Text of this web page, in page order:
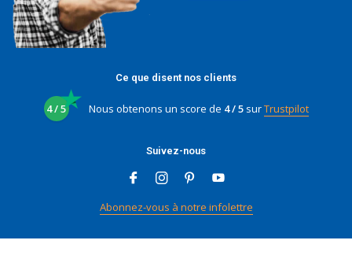
Ce que disent nos clients
4 / 5 Nous obtenons un score de 4 / 5surTrustpilot
Suivez-nous
Abonnez-vous à notre infolettre